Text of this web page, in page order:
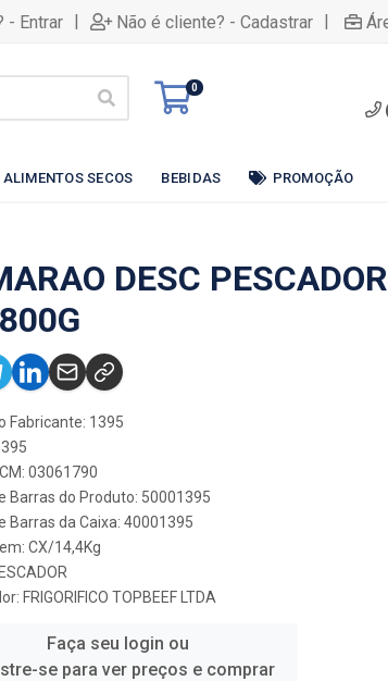
- Entrar | Não é cliente? - Cadastrar |
0
ALIMENTOS SECOS BEBIDAS PROMOÇÃO
DESC PESCADOR
Fabricante: 1395
03061790
Barras do Produto: 50001395
Barras da Caixa: 40001395
CX/14,4Kg
FRIGORIFICO TOPBEEF LTDA
Faça seu login ou
se para ver preços e comprar